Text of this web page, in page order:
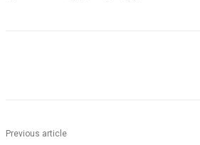
Previous article